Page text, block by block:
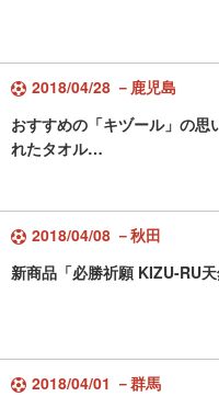
2018/04/28 －鹿児島
おすすめの「キヅール」の思
れたタオル…
2018/04/08 －秋田
新商品「必勝祈願 KIZU-RU天
2018/04/01 －群馬